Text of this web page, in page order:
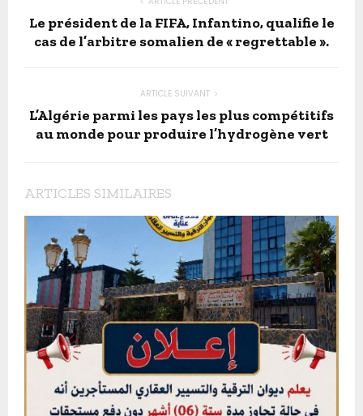
Le président de la FIFA, Infantino, qualifie le
cas de l’arbitre somalien de « regrettable ».
ARTICLE SUIVANT
L’Algérie parmi les pays les plus compétitifs
au monde pour produire l’hydrogène vert
ARTICLES SIMILAIRES